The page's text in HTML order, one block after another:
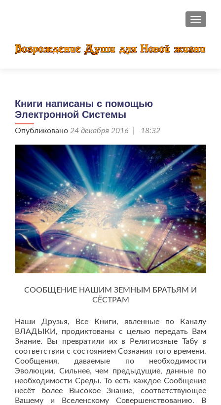
Книги написаны с помощью
Электронной Системы
Опубликовано 24 декабря 2016 | 18:32
СООБЩЕНИЕ НАШИМ ЗЕМНЫМ БРАТЬЯМ И
СЁСТРАМ
Наши Друзья, Все Книги, явленные по Каналу
ВЛАДЫКИ, продиктованы с целью передать Вам
Знание. Вы превратили их в Религиозные Табу в
соответствии с состоянием Сознания того времени.
Сообщения, даваемые по необходимости
Эволюции, Сильнее, чем предыдущие, данные по
необходимости Среды. То есть каждое Сообщение
несёт более Высокое Знание, соответствующее
Вашему и Вселенскому Совершенствованию. В